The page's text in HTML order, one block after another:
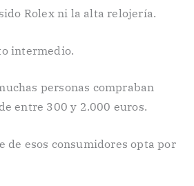
Rolex ni la alta relojería.
intermedio.
personas compraban
entre 300 y 2.000 euros.
de esos consumidores opta por